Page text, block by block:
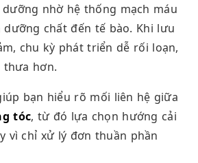
nhờ hệ thống mạch máu
dưỡng chất đến tế bào. Khi lưu
chu kỳ phát triển dễ rối loạn,
thưa hơn.
bạn hiểu rõ mối liên hệ giữa
tóc, từ đó lựa chọn hướng cải
vì chỉ xử lý đơn thuần phần